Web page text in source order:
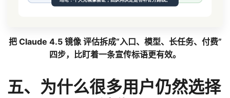
把 Claude 4.5 镜像 评估拆成“入口、模型、长任务、付费”
四步，比盯着一条宣传标语更有效。
五、为什么很多用户仍然选择